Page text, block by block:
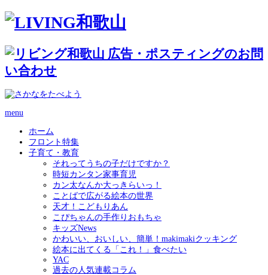
menu
ホーム
フロント特集
子育て・教育
それってうちの子だけですか？
時短カンタン家事育児
カン太なんか大っきらいっ！
ことばで広がる絵本の世界
天才！こどもりあん
こぴちゃんの手作りおもちゃ
キッズNews
かわいい、おいしい、簡単！makimakiクッキング
絵本に出てくる「これ！」食べたい
YAC
過去の人気連載コラム